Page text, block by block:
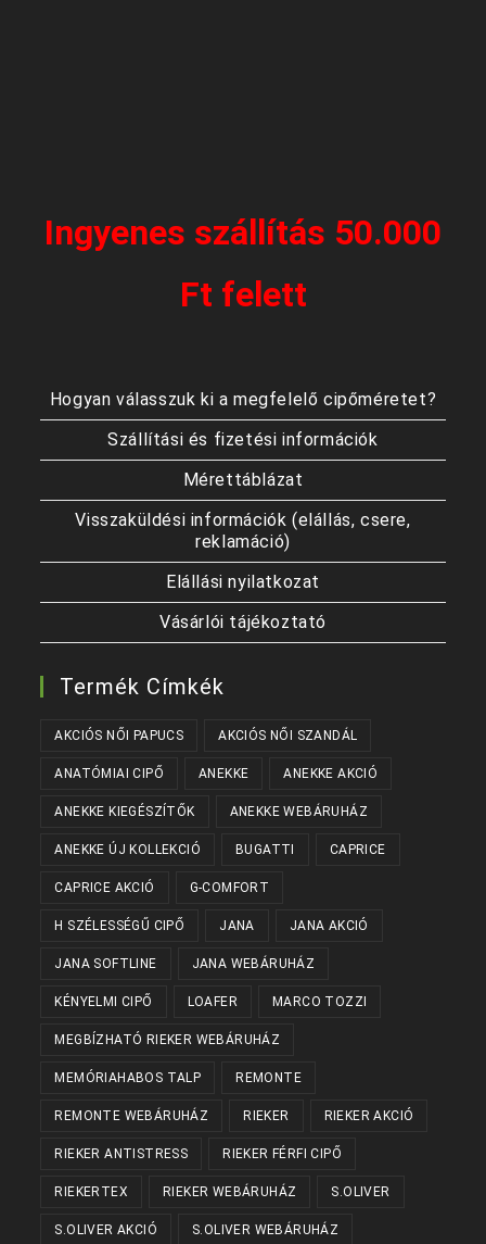
Ingyenes szállítás 50.000
Ft felett
Hogyan válasszuk ki a megfelelő cipőméretet?
Szállítási és fizetési információk
Mérettáblázat
Visszaküldési információk (elállás, csere,
reklamáció)
Elállási nyilatkozat
Vásárlói tájékoztató
Termék Címkék
AKCIÓS NŐI PAPUCS AKCIÓS NŐI SZANDÁL
ANATÓMIAI CIPŐ ANEKKE ANEKKE AKCIÓ
ANEKKE KIEGÉSZÍTŐK ANEKKE WEBÁRUHÁZ
ANEKKE ÚJ KOLLEKCIÓ BUGATTI CAPRICE
CAPRICE AKCIÓ G-COMFORT
H SZÉLESSÉGŰ CIPŐ JANA JANA AKCIÓ
JANA SOFTLINE JANA WEBÁRUHÁZ
KÉNYELMI CIPŐ LOAFER MARCO TOZZI
MEGBÍZHATÓ RIEKER WEBÁRUHÁZ
MEMÓRIAHABOS TALP REMONTE
REMONTE WEBÁRUHÁZ RIEKER RIEKER AKCIÓ
RIEKER ANTISTRESS RIEKER FÉRFI CIPŐ
RIEKERTEX RIEKER WEBÁRUHÁZ S.OLIVER
S.OLIVER AKCIÓ S.OLIVER WEBÁRUHÁZ